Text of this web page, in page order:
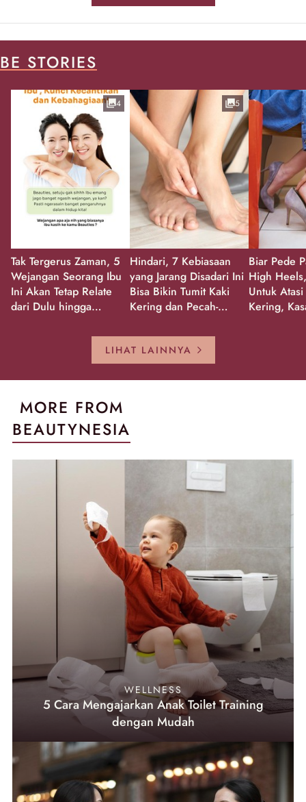
BE STORIES
Tak Tergerus Zaman, 5
Wejangan Seorang Ibu
Ini Akan Tetap Relate
dari Dulu hingga
4
Hindari, 7 Kebiasaan
yang Jarang Disadari Ini
Bisa Bikin Tumit Kaki
Kering dan Pecah-
5
Biar Pede
High
Untuk
Kering,
LIHAT LAINNYA
MORE FROM
BEAUTYNESIA
WELLNESS
5 Cara Mengajarkan Anak Toilet Training
dengan Mudah